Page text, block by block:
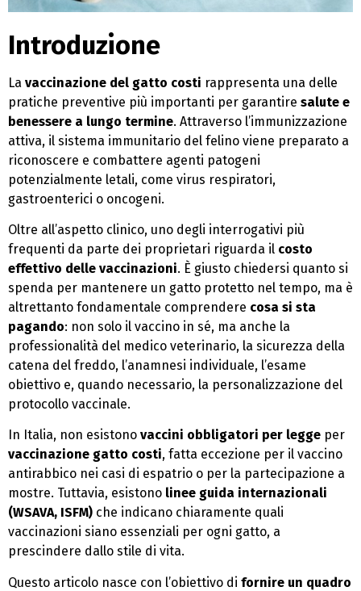
Introduzione
La vaccinazione del gatto costi rappresenta una delle
pratiche preventive più importanti per garantire salute e
benessere a lungo termine. Attraverso l’immunizzazione
attiva, il sistema immunitario del felino viene preparato a
riconoscere e combattere agenti patogeni
potenzialmente letali, come virus respiratori,
gastroenterici o oncogeni.
Oltre all’aspetto clinico, uno degli interrogativi più
frequenti da parte dei proprietari riguarda il costo
effettivo delle vaccinazioni. È giusto chiedersi quanto si
spenda per mantenere un gatto protetto nel tempo, ma è
altrettanto fondamentale comprendere cosa si sta
pagando: non solo il vaccino in sé, ma anche la
professionalità del medico veterinario, la sicurezza della
catena del freddo, l’anamnesi individuale, l’esame
obiettivo e, quando necessario, la personalizzazione del
protocollo vaccinale.
In Italia, non esistono vaccini obbligatori per legge per
vaccinazione gatto costi, fatta eccezione per il vaccino
antirabbico nei casi di espatrio o per la partecipazione a
mostre. Tuttavia, esistono linee guida internazionali
(WSAVA, ISFM) che indicano chiaramente quali
vaccinazioni siano essenziali per ogni gatto, a
prescindere dallo stile di vita.
Questo articolo nasce con l’obiettivo di fornire un quadro